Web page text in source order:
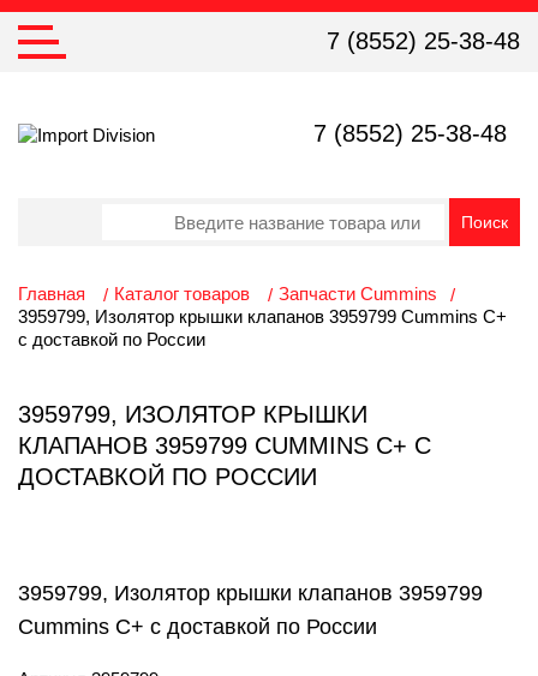
7 (8552) 25-38-48
7 (8552) 25-38-48
Главная Каталог товаров
Запчасти Cummins
3959799, Изолятор крышки клапанов 3959799 Cummins C+
с доставкой по России
3959799, ИЗОЛЯТОР КРЫШКИ
КЛАПАНОВ 3959799 CUMMINS C+ С
ДОСТАВКОЙ ПО РОССИИ
3959799, Изолятор крышки клапанов 3959799
Cummins C+ с доставкой по России